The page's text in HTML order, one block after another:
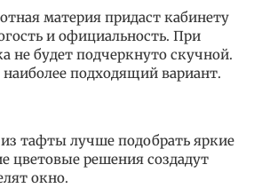
материя придаст кабинету
и официальность. При
не будет подчеркнуто скучной.
подходящий вариант.
тафты лучше подобрать яркие
цветовые решения создадут
окно.